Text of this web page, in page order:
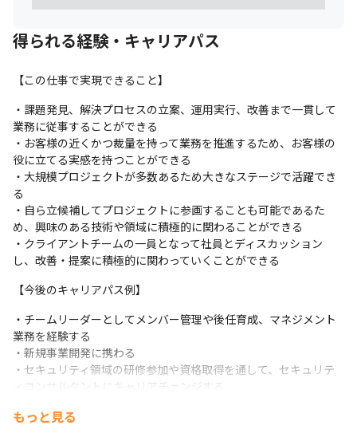
を理解し、 その達成に向けた行動を心がけます。
広い視野を持って取り組みます。
A ‐ Aspire (挑戦する) : 新しいことに積極的に挑戦する
・情報セキュリティの最前線に立つために、私たちは常に現状に
満足せず、 新たな課題に挑戦し続けます。
・困難に直面した時こそ学びと成長の機会と捉え、 失敗を恐れず
チャレンジすることで成長の機会を得て、
自分自身のスキルや経験をさらに広げ、 組織全体の進化にも貢
献します。
R ‐ Respect (共に成長する): 相互に支え合いながら成長する
・チームやパートナーと密にコミュニケーションを取り、協力し
て課題に取り組みます。
・相互に学び合い、支え合うことで、 個々が成長すると同時にチ
ーム全体としても成果を上げ、 より強固な組織を築きます。
T - Trust (安心と信頼の提供) : お客様と社会に安心と信頼を提供す
る
・私たちは、情報セキュリティのプロフェッショナルとして、最
新技術の習得、リスク管理、 誠実な対応を徹底し、
法令を遵守し透明性を確保することで、 お客様と社会に安心と信
頼を提供します。 こうした取り組みにより、
す。
得られる経験・キャリアパス
【この仕事で実現できること】
・課題発見、解決プロセスの立案、運用実行、改善まで一貫して
業務に従事することができる
・お客様の近くかつ裁量を持って業務を推進するため、お客様の
役に立てる実感を持つことができる
・大規模プロジェクトが多数あるため大きなステージで活躍でき
る
・自ら立候補してプロジェクトに参画することも可能であるた
め、興味のある技術や領域に積極的に関わることができる
・クライアントチームの一員となって社員とディスカッション
し、改善・提案に積極的に関わっていくことができる
【今後のキャリアパス例】
・チームリーダーとしてメンバー管理や後任育成、マネジメント
業務を経験する
・新規事業開発に携わる
・セキュリティ領域の研修参加や資格取得を通して、セキュリテ
ィコンサルタントにキャリアチェンジする
での新規事業立ち上げに参加する
もっと見る